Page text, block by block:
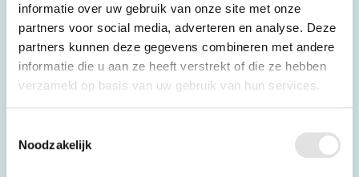
informatie over uw gebruik van onze site met onze
partners voor social media, adverteren en analyse. Deze
partners kunnen deze gegevens combineren met andere
informatie die u aan ze heeft verstrekt of die ze hebben
verzameld op basis van uw gebruik van hun services.
Noodzakelijk
Feitjes en cijfers
Wat is de slogan van Topro?
refereert aan het blijven bewegen in het leven. Dit